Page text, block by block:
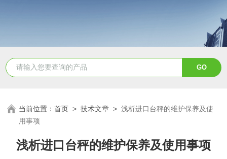
当前位置：首页 >技术文章 >浅析进口台秤的维护保养及使
用事项
浅析进口台秤的维护保养及使用事项